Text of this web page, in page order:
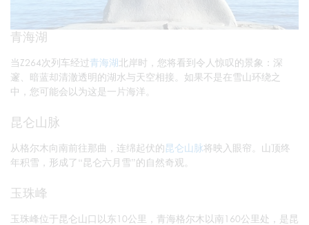
青海湖
当Z264次列车经过青海湖 北岸时，您将看到令人惊叹的景象：深
邃、暗蓝却清澈透明的湖水与天空相接。如果不是在雪山环绕之
中，您可能会以为这是一片海洋。
昆仑山脉
从格尔木向南前往那曲，连绵起伏的昆仑山脉将映入眼帘。山顶终
年积雪，形成了“昆仑六月雪”的自然奇观。
玉珠峰
玉珠峰位于昆仑山口以东10公里，青海格尔木以南160公里处，是昆